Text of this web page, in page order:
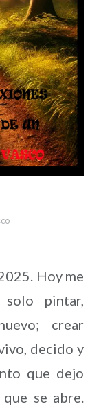
Hoy me
pintar,
crear
decido y
que dejo
se abre.